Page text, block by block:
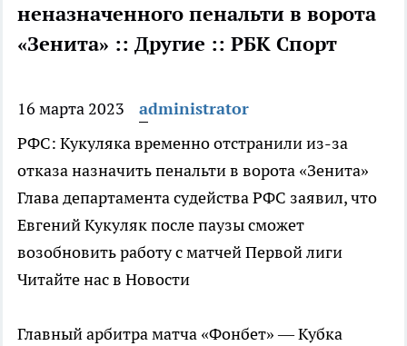
неназначенного пенальти в ворота
«Зенита» :: Другие :: РБК Спорт
16 марта 2023
administrator
РФС: Кукуляка временно отстранили из-за
отказа назначить пенальти в ворота «Зенита»
Глава департамента судейства РФС заявил, что
Евгений Кукуляк после паузы сможет
возобновить работу с матчей Первой лиги
Читайте нас в Новости
Главный арбитра матча «Фонбет» — Кубка